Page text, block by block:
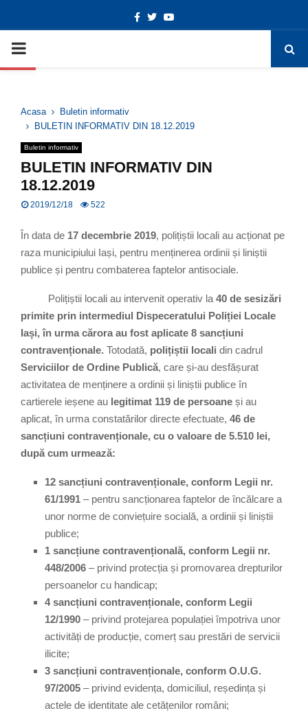
Deschide bara de unelte
Facebook
TwitterYoutube
PRIMARY
Acasa
Buletin informativ
BULETIN INFORMATIV DIN 18.12.2019
Buletin informativ
BULETIN INFORMATIV DIN
18.12.2019
2019/12/18 522
În data de 17 decembrie 2019, polițiștii locali au acționat pe
raza municipiului Iași, pentru menținerea ordinii și liniștii
publice și pentru combaterea faptelor antisociale.
Polițiștii locali au intervenit operativ la 40 de sesizări
primite prin intermediul Dispeceratului Poliției Locale
Iași, în urma cărora au fost aplicate 8 sancțiuni
contravenționale. Totodată, polițiștii locali din cadrul
Serviciilor de Ordine Publică, care și-au desfășurat
activitatea de menținere a ordinii și liniștii publice în
cartierele ieșene au legitimat 119 de persoane și au
aplicat, în urma constatărilor directe efectuate, 46 de
sancțiuni contravenționale, cu o valoare de 5.510 lei,
după cum urmează:
12 sancțiuni contravenționale, conform Legii nr.
61/1991 – pentru sancționarea faptelor de încălcare a
unor norme de conviețuire socială, a ordinii și liniștii
publice;
1 sancțiune contravențională, conform Legii nr.
448/2006 – privind protecția și promovarea drepturilor
persoanelor cu handicap;
4 sancțiuni contravenționale, conform Legii
12/1990 – privind protejarea populației împotriva unor
activități de producție, comerț sau prestări de servicii
ilicite;
3 sancțiuni contravenționale, conform O.U.G.
97/2005 – privind evidența, domiciliul, reședința și
actele de identitate ale cetățenilor români;